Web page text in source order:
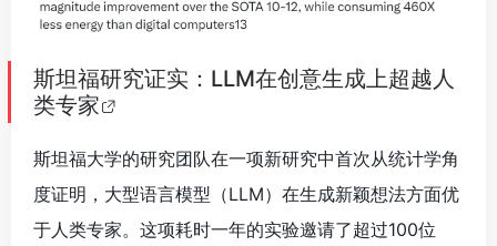
斯坦福研究证实：LLM在创意生成上超越人
类专家
斯坦福大学的研究团队在一项新研究中首次从统计学角
度证明，大型语言模型（LLM）在生成新颖想法方面优
于人类专家。这项耗时一年的实验邀请了超过100位